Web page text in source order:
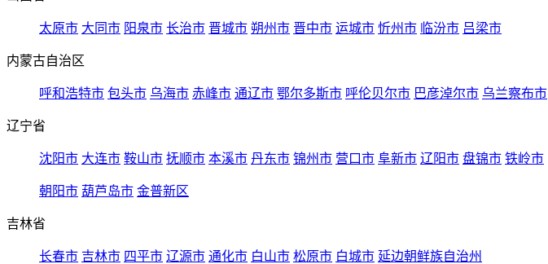
太原市 大同市 阳泉市 长治市 晋城市 朔州市 晋中市 运城市 忻州市 临汾市 吕梁市
内蒙古自治区
呼和浩特市 包头市 乌海市 赤峰市 通辽市 鄂尔多斯市 呼伦贝尔市 巴彦淖尔市 乌兰察布市
辽宁省
沈阳市 大连市 鞍山市 抚顺市 本溪市 丹东市 锦州市 营口市 阜新市 辽阳市 盘锦市 铁岭市
朝阳市 葫芦岛市 金普新区
吉林省
长春市 吉林市 四平市 辽源市 通化市 白山市 松原市 白城市 延边朝鲜族自治州